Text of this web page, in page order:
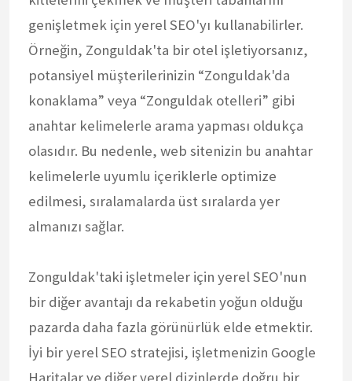
genişletmek için yerel SEO'yı kullanabilirler.
Örneğin, Zonguldak'ta bir otel işletiyorsanız,
potansiyel müşterilerinizin “Zonguldak'da
konaklama” veya “Zonguldak otelleri” gibi
anahtar kelimelerle arama yapması oldukça
olasıdır. Bu nedenle, web sitenizin bu anahtar
kelimelerle uyumlu içeriklerle optimize
edilmesi, sıralamalarda üst sıralarda yer
almanızı sağlar.
Zonguldak'taki işletmeler için yerel SEO'nun
bir diğer avantajı da rekabetin yoğun olduğu
pazarda daha fazla görünürlük elde etmektir.
İyi bir yerel SEO stratejisi, işletmenizin Google
Haritalar ve diğer yerel dizinlerde doğru bir